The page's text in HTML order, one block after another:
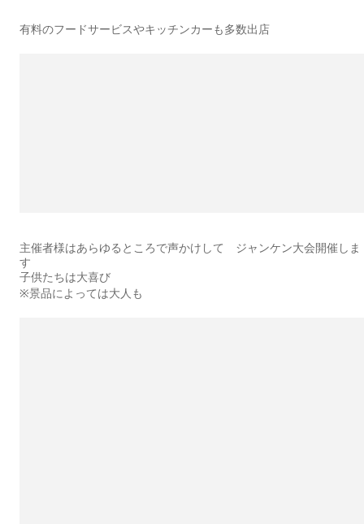
有料のフードサービスやキッチンカーも多数出店
主催者様はあらゆるところで声かけして ジャンケン大会開催しま
す
子供たちは大喜び
※景品によっては大人も